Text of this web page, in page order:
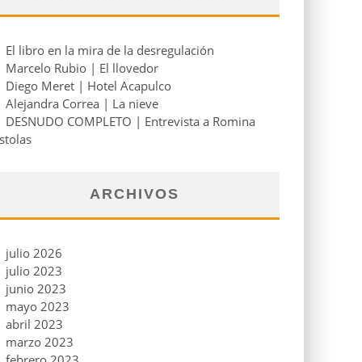
El libro en la mira de la desregulación
Marcelo Rubio | El llovedor
Diego Meret | Hotel Acapulco
Alejandra Correa | La nieve
DESNUDO COMPLETO | Entrevista a Romina
ARCHIVOS
julio 2026
julio 2023
junio 2023
mayo 2023
abril 2023
marzo 2023